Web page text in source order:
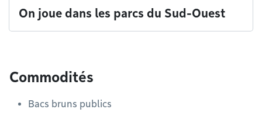
On joue dans les parcs du Sud-Ouest
Commodités
Bacs bruns publics